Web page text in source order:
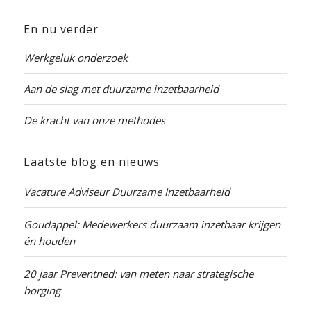
En nu verder
Werkgeluk onderzoek
Aan de slag met duurzame inzetbaarheid
De kracht van onze methodes
Laatste blog en nieuws
Vacature Adviseur Duurzame Inzetbaarheid
Goudappel: Medewerkers duurzaam inzetbaar krijgen
én houden
20 jaar Preventned: van meten naar strategische
borging